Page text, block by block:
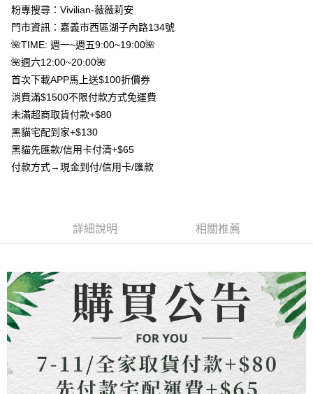
【大哥付你分期使用說明】
2.付款方式選擇「大哥付你分期」，訂單成立後會自動跳轉到大哥付的交易
流程，驗證手機門號後，選擇欲分期的期數、繳款截止日，確認付款後即完
成交易。
3.實際核准額度、可分期數及費用金額請依後續交易確認頁面所載為準。
4.訂單成立30分鐘內，如未前往確認交易或遇審核未通過，訂單將自動取
消。如遇「轉專審核」未通過狀況，表示未達大哥付你分期系統評分，恕無
【繳款方式說明】
1.分期款項不併入電信帳單，「大哥付你分期」於每月結算日後寄送繳費提
醒簡訊。
2.透過簡訊連結打開帳單後，可選擇「超商條碼／台灣大直營門市／銀行轉
帳／街口支付／iPASS MONEY」等通路繳費。
買賣價金債權讓與本公司後，依約使用本公司帳單繳交帳款。
由本公司與您本人進行分期帳單所需資料之確認、核對及更正。
3.完整用戶服務條款，請詳閱以下連結：
https://oppay.tw/userRule
AFTEE先享後付
相關說明
【關於「AFTEE先享後付」】
AFTEE先享後付是「在收到商品之後才付款」的支付方式。 讓您購物簡單
便利好安心！
１．簡單：不需註冊會員、不需綁卡、不需儲值。
２．便利：只要手機號碼，簡訊認證，即可結帳。
３．安心：先確認商品／服務後，再付款。
【「AFTEE先享後付」結帳流程】
１．於結帳方式選擇「AFTEE先享後付」後，將跳轉至「AFTEE先享後付」
結帳頁面，進行簡訊認證並確認金額後，即可完成結帳。
２．訂單成立數日內，您將收到繳費通知簡訊。
購買商品的店家。未經商家同意取消之訂單仍視為有效，需透過AFTEE先享
客戶支援中心」
https://netprotections.freshdesk.com/support/home
【注意事項】
１．透過由恩沛科技股份有限公司提供之「AFTEE先享後付」服務完成之交
易，需依本服務之必要範圍內提供個人資料，並將交易相關給付款項請求債
權轉讓予恩沛科技股份有限公司。
２．關於個人資料處理事宜，請瀏覽以下網址：
https://aftee.tw/terms/#terms3
３．未成年的使用者請事先徵得法定代理人或監護人之同意方可使用
「AFTEE先享後付」，若未經同意申辦者引起之損失，本公司不負相關責
ATM付款
貨到付款
運送方式
全家取貨付款
每筆NT$80，滿NT$1,500(含以上)免運費
先付款宅配到府
貨到付款
每筆NT$130，滿NT$1,500(含以上)免運費
海外配送 查看運費
粉專搜尋：Vivilian-薇薇莉安
門市資訊：嘉義市西區湖子內路134號
🌺TIME: 週一~週五9:00~19:00🌺
🌺週六12:00~20:00🌺
首次下載APP馬上送$100折價券
消費滿$1500不限付款方式免運費
未滿超商取貨付款+$80
黑貓宅配到家+$130
黑貓先匯款/信用卡付清+$65
付款方式→現金到付/信用卡/匯款
詳細說明 相關推薦